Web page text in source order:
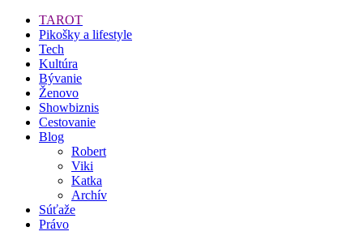
TAROT
Pikošky a lifestyle
Tech
Kultúra
Bývanie
Ženovo
Showbiznis
Cestovanie
Blog
Robert
Viki
Katka
Archív
Súťaže
Právo